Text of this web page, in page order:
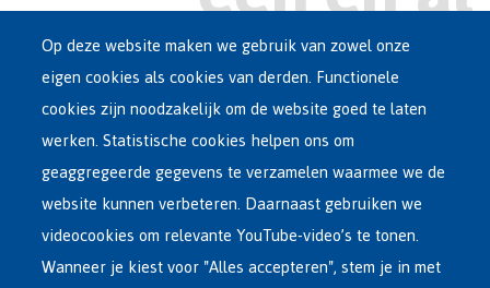
Main
Dutch
Menu
ASIEL IN BELGIË
OPVANGNETWERK
VRIJWILLIGE TERUGKEER
INTERNATIONAAL
Op deze website maken we gebruik van zowel onze
eigen cookies als cookies van derden. Functionele
cookies zijn noodzakelijk om de website goed te laten
werken. Statistische cookies helpen ons om
geaggregeerde gegevens te verzamelen waarmee we de
website kunnen verbeteren. Daarnaast gebruiken we
videocookies om relevante YouTube-video’s te tonen.
Wanneer je kiest voor "Alles accepteren", stem je in met